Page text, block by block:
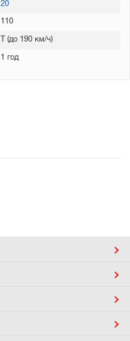
20
110
T (до 190 км/ч)
1 год